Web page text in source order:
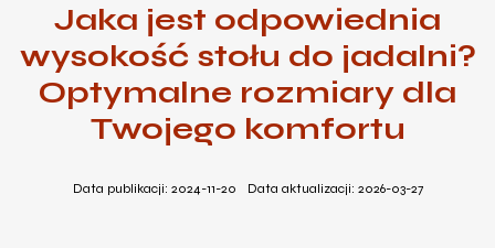
Optymalne
rozmiary dla
Twojego
komfortu
Jaka jest odpowiednia
wysokość stołu do jadalni?
Optymalne rozmiary dla
Twojego komfortu
Data publikacji: 2024-11-20 Data aktualizacji: 2026-03-27